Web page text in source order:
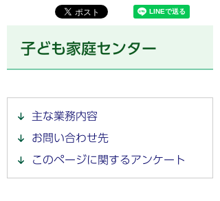
子ども家庭センター
主な業務内容
お問い合わせ先
このページに関するアンケート